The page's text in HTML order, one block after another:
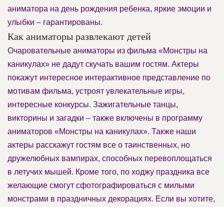
аниматора на день рождения ребенка, яркие эмоции и
улыбки – гарантированы.
Как аниматоры развлекают детей
Очаровательные аниматоры из фильма «Монстры на
каникулах» не дадут скучать вашим гостям. Актеры
покажут интересное интерактивное представление по
мотивам фильма, устроят увлекательные игры,
интересные конкурсы. Зажигательные танцы,
викторины и загадки – также включены в программу
аниматоров «Монстры на каникулах». Также наши
актеры расскажут гостям все о таинственных, но
дружелюбных вампирах, способных перевоплощаться
в летучих мышей. Кроме того, по ходжу праздника все
желающие смогут сфотографироваться с милыми
монстрами в праздничных декорациях. Если вы хотите,